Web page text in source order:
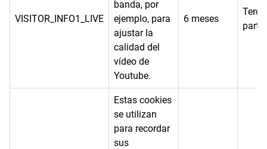
VISITOR_INFO1_LIVE
banda, por
ejemplo, para
ajustar la
calidad del
vídeo de
Youtube.
6 meses
parte
Estas cookies
se utilizan
para recordar
sus